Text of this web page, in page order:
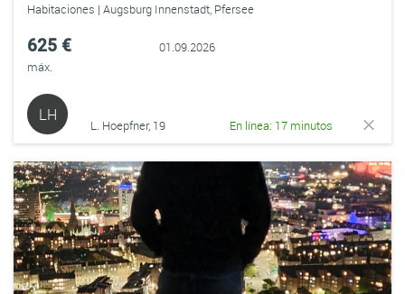
Habitaciones | Augsburg Innenstadt, Pfersee
625 €
máx.
01.09.2026
LH
L. Hoepfner, 19 En línea: 17 minutos